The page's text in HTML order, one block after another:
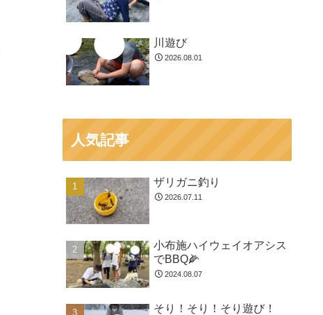
川遊び
2026.08.01
人気記事
ザリガニ釣り
2026.07.11
小布施ハイウェイオアシス
でBBQ🌽
2024.08.07
そり！そり！そり遊び！